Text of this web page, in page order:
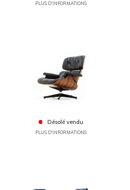
PLUS D'INFORMATIONS
Désolé vendu
PLUS D'INFORMATIONS